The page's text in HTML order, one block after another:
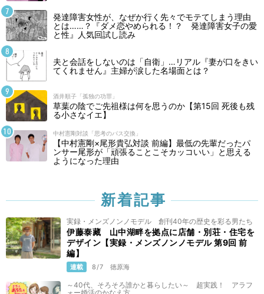
発達障害女性が、なぜか行く先々でモテてしまう理由
とは……？『ダメ恋やめられる！？ 発達障害女子の愛
と性』人気回試し読み
夫と会話をしないのは「自衛」…リアル『妻が口をきい
てくれません』主婦が涙した名場面とは？
酒井順子「孤独の功罪」
草葉の陰でご先祖様は何を思うのか【第15回 死後も残
る小さなイエ】
中村憲剛対談「思考のパス交換」
【中村憲剛×尾形貴弘対談 前編】最低の先輩だったパ
ンサー尾形が「頑張ることこそカッコいい」と思える
ようになった理由
新着記事
実録・メンズノンノモデル 創刊40年の歴史を彩る男たち
伊藤泰藏 山中湖畔を拠点に店舗・別荘・住宅を
デザイン【実録・メンズノンノモデル 第9回 前
編】
連載 8/7 徳原海
～40代、そろそろ誰かと暮らしたい～ 超実践！ アラフ